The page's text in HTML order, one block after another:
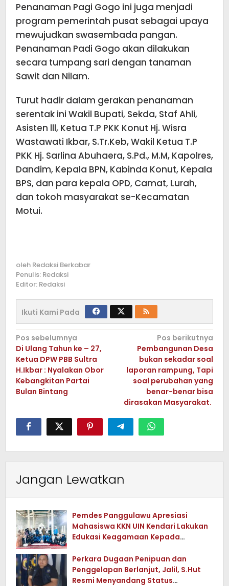
Penanaman Pagi Gogo ini juga menjadi
program pemerintah pusat sebagai upaya
mewujudkan swasembada pangan.
Penanaman Padi Gogo akan dilakukan
secara tumpang sari dengan tanaman
Sawit dan Nilam.
Turut hadir dalam gerakan penanaman
serentak ini Wakil Bupati, Sekda, Staf Ahli,
Asisten lll, Ketua T.P PKK Konut Hj. Wisra
Wastawati Ikbar, S.Tr.Keb, Wakil Ketua T.P
PKK Hj. Sarlina Abuhaera, S.Pd., M.M, Kapolres,
Dandim, Kepala BPN, Kabinda Konut, Kepala
BPS, dan para kepala OPD, Camat, Lurah,
dan tokoh masyarakat se-Kecamatan
Motui.
oleh Redaksi Berkabar
Penulis: Redaksi
Editor: Redaksi
Ikuti Kami Pada
Navigasi
pos
Pos sebelumnya
Di Ulang Tahun ke – 27,
Ketua DPW PBB Sultra
H.Ikbar : Nyalakan Obor
Kebangkitan Partai
Bulan Bintang
Pos berikutnya
Pembangunan Desa
bukan sekadar soal
laporan rampung, Tapi
soal perubahan yang
benar-benar bisa
dirasakan Masyarakat.
Jangan Lewatkan
Pemdes Panggulawu Apresiasi
Mahasiswa KKN UIN Kendari Lakukan
Edukasi Keagamaan Kepada
Perkara Dugaan Penipuan dan
Penggelapan Berlanjut, Jalil, S.Hut
Resmi Menyandang Status